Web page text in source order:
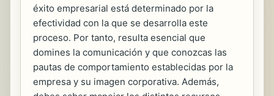
éxito empresarial está determinado por la
efectividad con la que se desarrolla este
proceso. Por tanto, resulta esencial que
domines la comunicación y que conozcas las
pautas de comportamiento establecidas por la
empresa y su imagen corporativa. Además,